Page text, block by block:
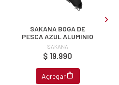
SAKANA BOGA DE
PESCA AZUL ALUMINIO
SAKANA
$ 19.990
Agregar